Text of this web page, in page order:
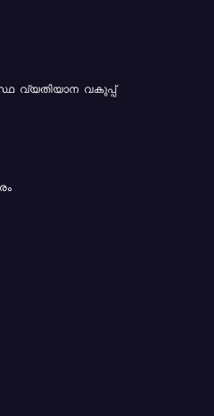
വ്യതിയാന വകുപ്പ്